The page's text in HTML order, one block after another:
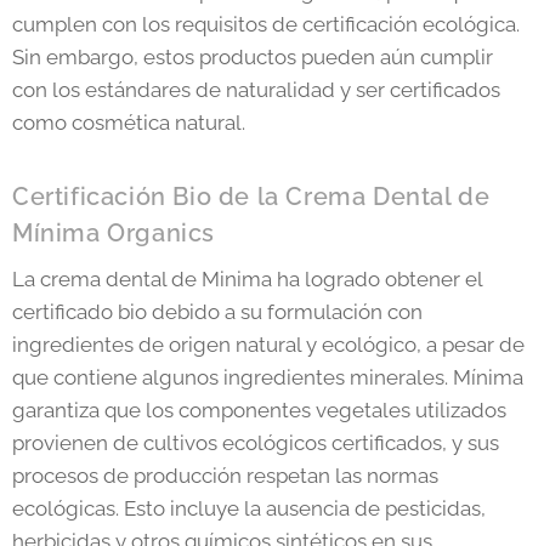
cumplen con los requisitos de certificación ecológica.
Sin embargo, estos productos pueden aún cumplir
con los estándares de naturalidad y ser certificados
como cosmética natural.
Certificación Bio de la Crema Dental de
Mínima Organics
La crema dental de Minima ha logrado obtener el
certificado bio debido a su formulación con
ingredientes de origen natural y ecológico, a pesar de
que contiene algunos ingredientes minerales. Mínima
garantiza que los componentes vegetales utilizados
provienen de cultivos ecológicos certificados, y sus
procesos de producción respetan las normas
ecológicas. Esto incluye la ausencia de pesticidas,
herbicidas y otros químicos sintéticos en sus